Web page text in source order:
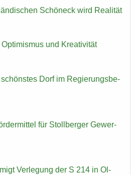
Schöneck wird Rea­li­tät
und Krea­ti­vi­tät
Dorf im Re­gie­rungs­be­
für Stoll­ber­ger Ge­wer­
Ver­le­gung der S 214 in Ol­